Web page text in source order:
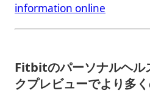
information online
Fitbitのパーソナルヘル
クプレビューでより多